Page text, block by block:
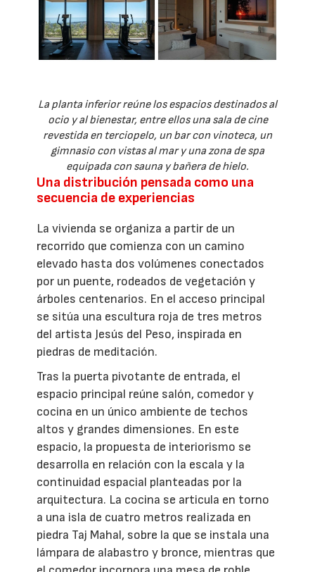
La planta inferior reúne los espacios destinados al
ocio y al bienestar, entre ellos una sala de cine
revestida en terciopelo, un bar con vinoteca, un
gimnasio con vistas al mar y una zona de spa
equipada con sauna y bañera de hielo.
Una distribución pensada como una
secuencia de experiencias
La vivienda se organiza a partir de un
recorrido que comienza con un camino
elevado hasta dos volúmenes conectados
por un puente, rodeados de vegetación y
árboles centenarios. En el acceso principal
se sitúa una escultura roja de tres metros
del artista Jesús del Peso, inspirada en
piedras de meditación.
Tras la puerta pivotante de entrada, el
espacio principal reúne salón, comedor y
cocina en un único ambiente de techos
altos y grandes dimensiones. En este
espacio, la propuesta de interiorismo se
desarrolla en relación con la escala y la
continuidad espacial planteadas por la
arquitectura. La cocina se articula en torno
a una isla de cuatro metros realizada en
piedra Taj Mahal, sobre la que se instala una
lámpara de alabastro y bronce, mientras que